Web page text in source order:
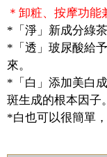
＊卸粧、按摩功能
*「淨」新成分綠
*「透」玻尿酸給
來。
*「白」添加美白
斑生成的根本因子。
*白也可以很簡單